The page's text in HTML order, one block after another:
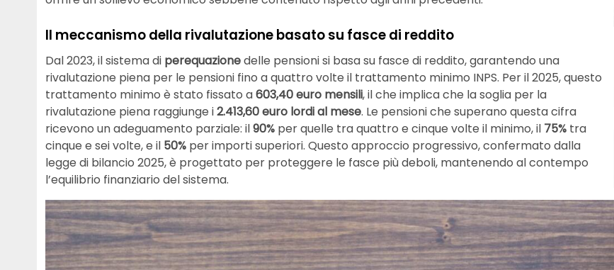
Il meccanismo della rivalutazione basato su fasce di reddito
Dal 2023, il sistema di perequazionedelle pensioni si basa su fasce di reddito, garantendo una
rivalutazione piena per le pensioni fino a quattro volte il trattamento minimo INPS. Per il 2025, questo
trattamento minimo è stato fissato a603,40 euro mensili, il che implica che la soglia per la
rivalutazione piena raggiunge i2.413,60 euro lordi al mese. Le pensioni che superano questa cifra
ricevono un adeguamento parziale: il90% per quelle tra quattro e cinque volte il minimo, il 75% tra
cinque e sei volte, e il 50% per importi superiori. Questo approccio progressivo, confermato dalla
legge di bilancio 2025, è progettato per proteggere le fasce più deboli, mantenendo al contempo
l’equilibrio finanziario del sistema.